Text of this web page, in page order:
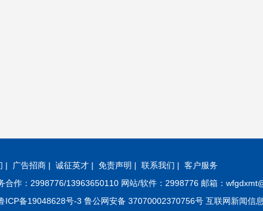
| 广告招商 | 诚征英才 | 免责声明 | 联系我们 | 客户服务
合作：2998776/13963650110 网站/软件：2998776 邮箱：
备19048628号-3 鲁公网安备 37070002370756号 互联网新闻信